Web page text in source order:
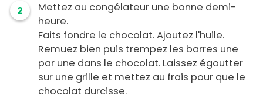
2
Mettez au congélateur une bonne demi-
heure.
Faits fondre le chocolat. Ajoutez l'huile.
Remuez bien puis trempez les barres une
par une dans le chocolat. Laissez égoutter
sur une grille et mettez au frais pour que le
chocolat durcisse.